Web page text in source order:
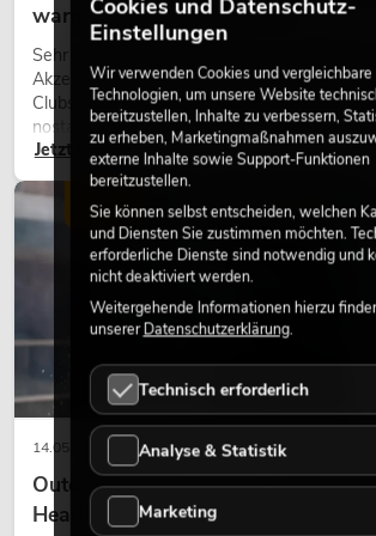
warmes Licht wieder wirkt
Sehr warmes Licht, sichtbare Leuchtflächen
Akzente prägen viele aktuelle Lichtdesigns
Clubs und bei Events. Retro-Licht ist dabei
nostalgischer Effekt, sondern ein bewusst
Gestaltungsmittel: Es schafft Atmosphäre,
Charakter und kann technische LED-Setups
wirken lassen.
Jetzt lesen
14.05.2026
Outdoor Moving-Heads:
Heads bei Events
LICHT
Cookies und Datenschutz-
Einstellungen
Wir verwenden Cookies und vergleichbare
Technologien, um unsere Website
bereitzustellen, Inhalte zu verbessern,
zu erheben, Marketingmaßnahmen
externe Inhalte sowie Support-Funktionen
bereitzustellen.
Sie können selbst entscheiden, welchen
und Diensten Sie zustimmen möchten.
erforderliche Dienste sind notwendig und
nicht deaktiviert werden.
Weitergehende Informationen hierzu
unsererDatenschutzerklärung.
Technisch erforderlich
Analyse & Statistik
Marketing